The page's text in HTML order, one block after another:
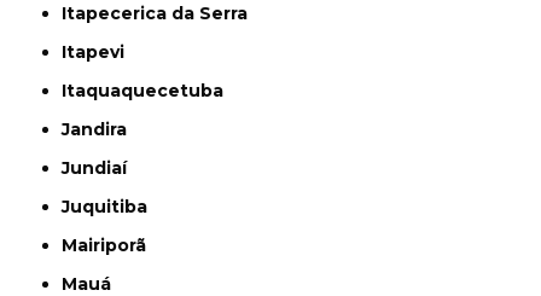
Itapecerica da Serra
Itapevi
Itaquaquecetuba
Jandira
Jundiaí
Juquitiba
Mairiporã
Mauá